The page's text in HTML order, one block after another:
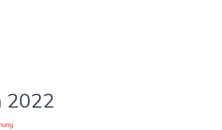
2022